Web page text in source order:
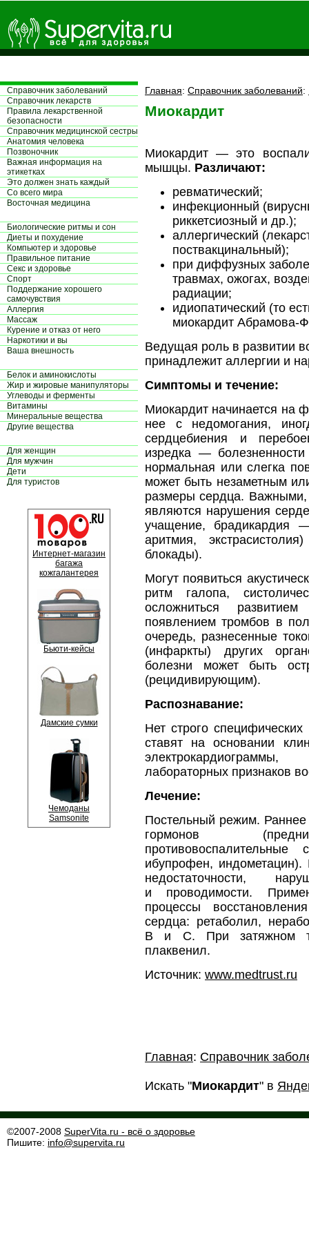
Справочник заболеваний
Справочник лекарств
Правила лекарственной
безопасности
Справочник медицинской сестры
Aнатомия человека
Позвоночник
Важная информация на
этикетках
Это должен знать каждый
Со всего мира
Восточная медицина
Биологические ритмы и сон
Диеты и похудение
Компьютер и здоровье
Правильное питание
Секс и здоровье
Спорт
Поддержание хорошего
самочувствия
Аллергия
Массаж
Курение и отказ от него
Наркотики и вы
Ваша внешность
Белок и аминокислоты
Жир и жировые манипуляторы
Углеводы и ферменты
Витамины
Минеральные вещества
Другие вещества
Для женщин
Для мужчин
Дети
Для туристов
Интернет-магазин
багажа
кожгалантерея
Бьюти-кейсы
Дамские сумки
Чемоданы
Samsonite
Главная: Справочник заболеваний:
Миокардит
Миокардит — это
мышцы. Различают:
ревматический;
инфекционный
риккетсиозный и др.);
аллергический
поствакцинальный);
при диффузных
травмах, ожогах,
радиации;
идиопатический (то
миокардит Абрамова-
Ведущая роль в развитии
принадлежит аллергии и
Симптомы и течение:
Миокардит начинается на
нее с недомогания,
сердцебиения и
изредка —
нормальная или слегка
может быть незаметным
размеры сердца.
являются нарушения
учащение, брадикардия
аритмия,
блокады).
Могут появиться
ритм галопа,
осложниться развитием
появлением тромбов в
очередь, разнесенные
(инфаркты) других
болезни может быть
(рецидивирующим).
Распознавание:
Нет строго
ставят на основании
лабораторных признаков
Лечение:
Постельный режим. Раннее
гормонов
противовоспалительные
ибупрофен, индометацин).
недостаточности,
и проводимости.
процессы
сердца: ретаболил,
В и С. При затяжном
плаквенил.
Источник: www.medtrust.ru
Главная: Справочник
Искать "Миокардит" в
©2007-2008 SuperVita.ru - всё о здоровье
Пишите: info@supervita.ru